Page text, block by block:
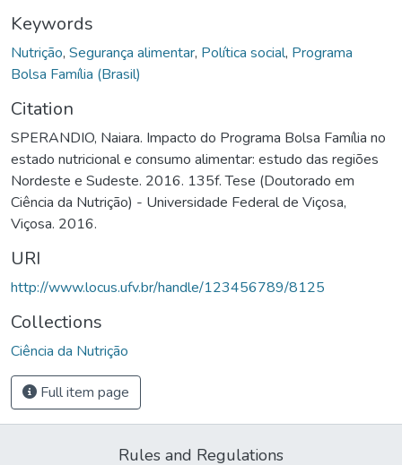
Keywords
Nutrição, Segurança alimentar, Política social, Programa
Bolsa Família (Brasil)
Citation
SPERANDIO, Naiara. Impacto do Programa Bolsa Família no
estado nutricional e consumo alimentar: estudo das regiões
Nordeste e Sudeste. 2016. 135f. Tese (Doutorado em
Ciência da Nutrição) - Universidade Federal de Viçosa,
Viçosa. 2016.
URI
http://www.locus.ufv.br/handle/123456789/8125
Collections
Ciência da Nutrição
Full item page
Rules and Regulations